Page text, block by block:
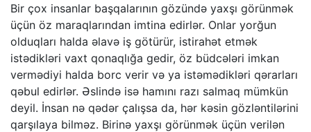
Bir çox insanlar başqalarının gözündə yaxşı görünmək
üçün öz maraqlarından imtina edirlər. Onlar yorğun
olduqları halda əlavə iş götürür, istirahət etmək
istədikləri vaxt qonaqlığa gedir, öz büdcələri imkan
vermədiyi halda borc verir və ya istəmədikləri qərarları
qəbul edirlər. Əslində isə hamını razı salmaq mümkün
deyil. İnsan nə qədər çalışsa da, hər kəsin gözləntilərini
qarşılaya bilməz. Birinə yaxşı görünmək üçün verilən